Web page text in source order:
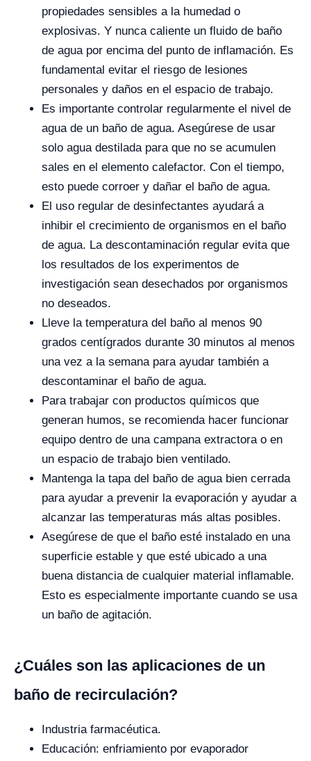
propiedades sensibles a la humedad o
explosivas. Y nunca caliente un fluido de baño
de agua por encima del punto de inflamación. Es
fundamental evitar el riesgo de lesiones
personales y daños en el espacio de trabajo.
Es importante controlar regularmente el nivel de
agua de un baño de agua. Asegúrese de usar
solo agua destilada para que no se acumulen
sales en el elemento calefactor. Con el tiempo,
esto puede corroer y dañar el baño de agua.
El uso regular de desinfectantes ayudará a
inhibir el crecimiento de organismos en el baño
de agua. La descontaminación regular evita que
los resultados de los experimentos de
investigación sean desechados por organismos
no deseados.
Lleve la temperatura del baño al menos 90
grados centígrados durante 30 minutos al menos
una vez a la semana para ayudar también a
descontaminar el baño de agua.
Para trabajar con productos químicos que
generan humos, se recomienda hacer funcionar
equipo dentro de una campana extractora o en
un espacio de trabajo bien ventilado.
Mantenga la tapa del baño de agua bien cerrada
para ayudar a prevenir la evaporación y ayudar a
alcanzar las temperaturas más altas posibles.
Asegúrese de que el baño esté instalado en una
superficie estable y que esté ubicado a una
buena distancia de cualquier material inflamable.
Esto es especialmente importante cuando se usa
un baño de agitación.
¿Cuáles son las aplicaciones de un
baño de recirculación?
Industria farmacéutica.
Educación: enfriamiento por evaporador